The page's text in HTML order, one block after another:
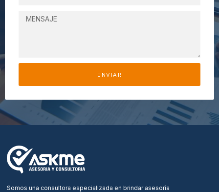
ENVIAR
Somos una consultora especializada en brindar asesoría